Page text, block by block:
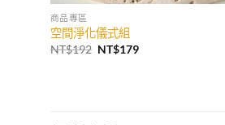
商品專區
空間淨化儀式組
NT$192 原
NT$179目